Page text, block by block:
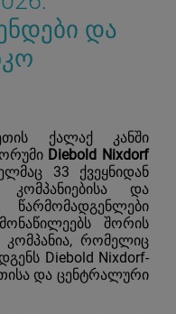
და
ქალაქ კანში
Diebold Nixdorf
33 ქვეყნიდან
კომპანიებისა და
წარმომადგენლები
შორის
რომელიც
Diebold Nixdorf-
და ცენტრალური